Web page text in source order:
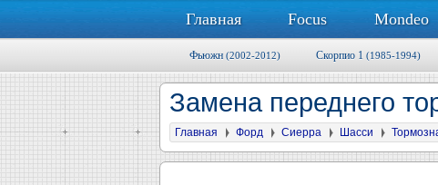
Главная Focus Mondeo
Фьюжн (2002-2012) Скорпио 1 (1985-1994)
Замена переднего
Главная Форд Сиерра Шасси